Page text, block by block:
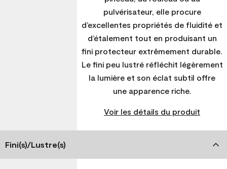
pulvérisateur, elle procure
d’excellentes propriétés de fluidité et
d’étalement tout en produisant un
fini protecteur extrêmement durable.
Le fini peu lustré réfléchit légèrement
la lumière et son éclat subtil offre
une apparence riche.
Voir les détails du produit
Fini(s)/Lustre(s)